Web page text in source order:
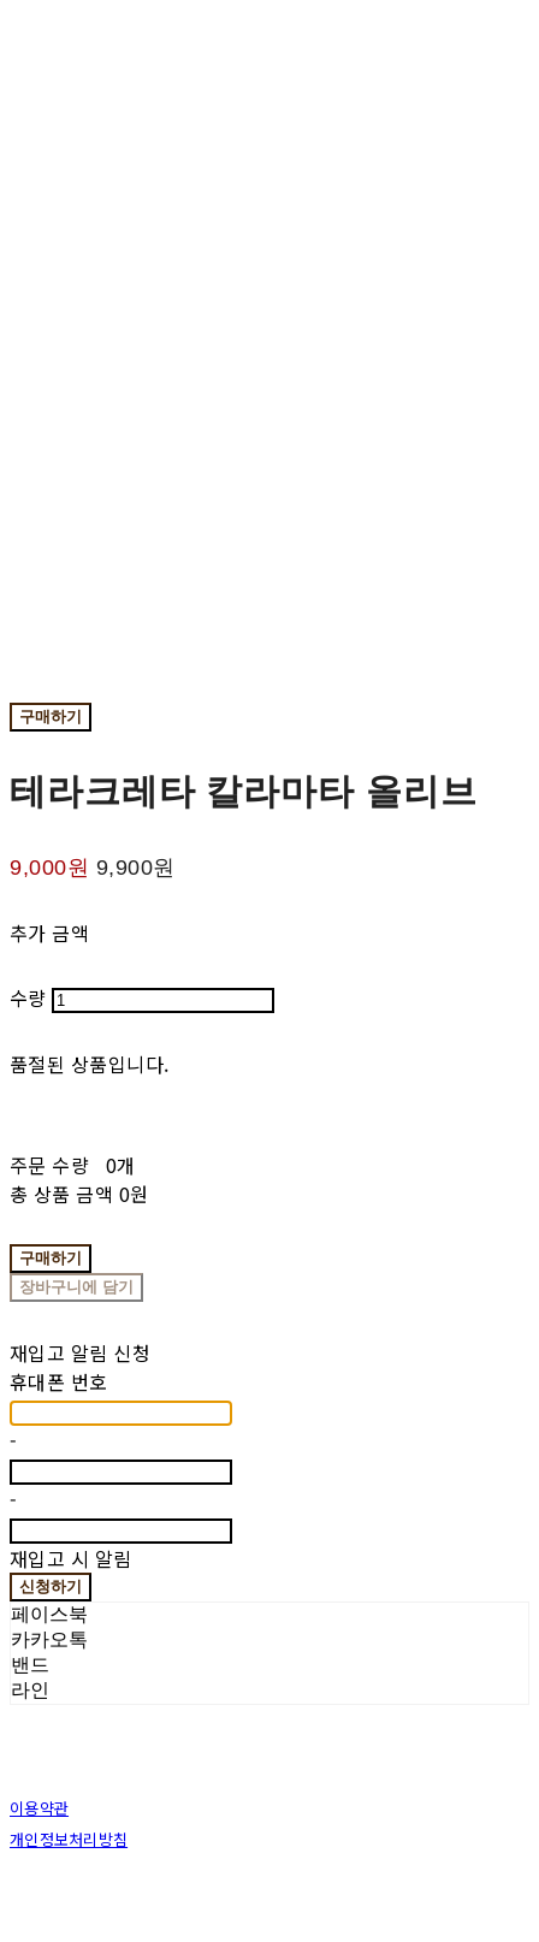
구매하기
테라크레타 칼라마타 올리브
9,000원 9,900원
추가 금액
수량
품절된 상품입니다.
주문 수량 0개
총 상품 금액 0원
구매하기
장바구니에 담기
재입고 알림 신청
휴대폰 번호
-
-
재입고 시 알림
신청하기
페이스북
카카오톡
밴드
라인
이용약관
개인정보처리방침